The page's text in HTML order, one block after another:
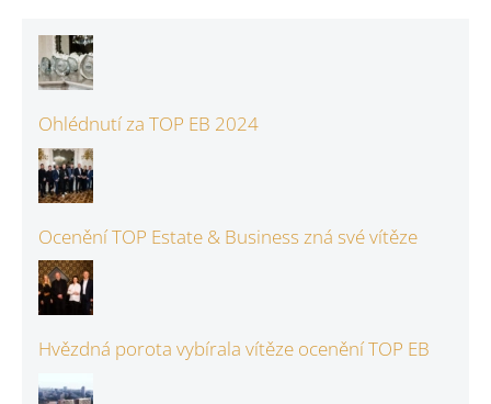
Ohlédnutí za TOP EB 2024
Ocenění TOP Estate & Business zná své vítěze
Hvězdná porota vybírala vítěze ocenění TOP EB